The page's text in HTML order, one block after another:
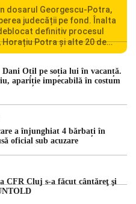
dosarul Georgescu-Potra,
judecății pe fond. Înalta
definitiv procesul
Horațiu Potra și alte 20 de
îndreptate împotriva
au […]
Oțil pe soția lui în vacanță.
apariție impecabilă în costum
a înjunghiat 4 bărbați în
oficial sub acuzare
CFR Cluj s-a făcut cântăreţ şi